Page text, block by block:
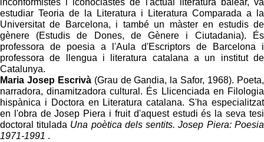
estudiar Teoria de la Literatura i Literatura Comparada a la
Universitat de Barcelona, ​​i també un màster en estudis de
gènere (Estudis de Dones, de Gènere i Ciutadania). És
professora de poesia a l'Aula d'Escriptors de Barcelona i
professora de llengua i literatura catalana a un institut de
Catalunya.
Maria Josep Escrivà(Grau de Gandia, la Safor, 1968). Poeta,
narradora, dinamitzadora cultural. És Llicenciada en Filologia
hispànica i Doctora en Literatura catalana. S'ha especialitzat
en l'obra de Josep Piera i fruit d'aquest estudi és la seva tesi
doctoral titulada Una poètica dels sentits. Josep Piera: Poesia
1971-1991 .